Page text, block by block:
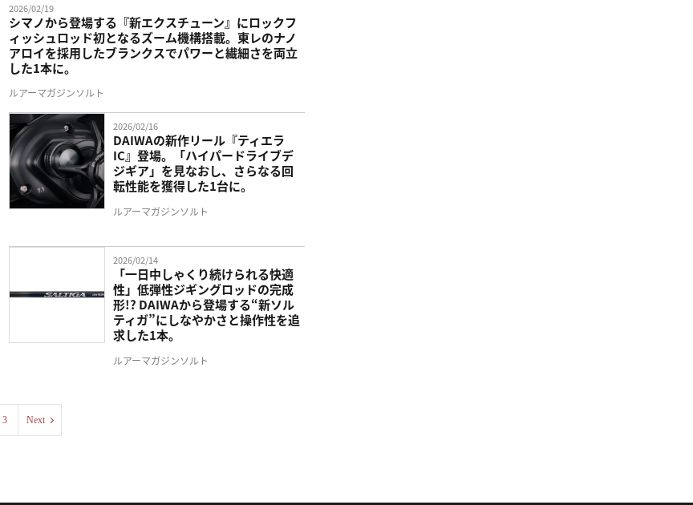
2026/02/19
シマノから登場する『新エクスチューン』にロックフ
ィッシュロッド初となるズーム機構搭載。東レのナノ
アロイを採用したブランクスでパワーと繊細さを両立
した1本に。
ルアーマガジンソルト
2026/02/16
DAIWAの新作リール『ティエラ
IC』登場。「ハイパードライブデ
ジギア」を見なおし、さらなる回
転性能を獲得した1台に。
ルアーマガジンソルト
2026/02/14
「一日中しゃくり続けられる快適
性」低弾性ジギングロッドの完成
形!? DAIWAから登場する“新ソル
ティガ”にしなやかさと操作性を追
求した1本。
ルアーマガジンソルト
3 Next